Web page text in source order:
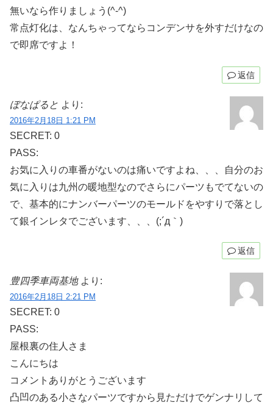
無いなら作りましょう(^-^)
常点灯化は、なんちゃってならコンデンサを外すだけなの
で即席ですよ！
返信
ぼなぱると より:
2016年2月18日 1:21 PM
SECRET: 0
PASS:
お気に入りの車番がないのは痛いですよね、、、自分のお
気に入りは九州の暖地型なのでさらにパーツもでてないの
で、基本的にナンバーパーツのモールドをやすりで落とし
て銀インレタでございます、、、(;´д｀)
返信
豊四季車両基地 より:
2016年2月18日 2:21 PM
SECRET: 0
PASS:
屋根裏の住人さま
こんにちは
コメントありがとうございます
凸凹のある小さなパーツですから見ただけでゲンナリして